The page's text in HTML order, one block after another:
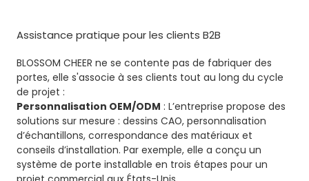
Assistance pratique pour les clients B2B
BLOSSOM CHEER ne se contente pas de fabriquer des
portes, elle s'associe à ses clients tout au long du cycle
de projet :
Personnalisation OEM/ODM : L’entreprise propose des
solutions sur mesure : dessins CAO, personnalisation
d’échantillons, correspondance des matériaux et
conseils d’installation. Par exemple, elle a conçu un
système de porte installable en trois étapes pour un